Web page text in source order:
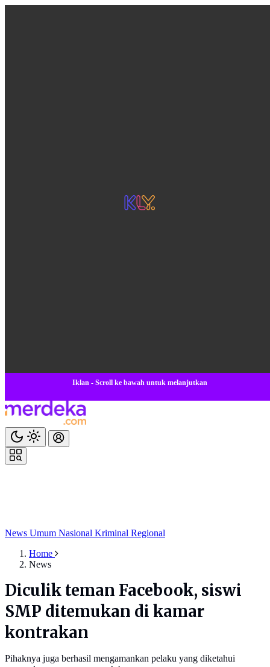
Iklan - Scroll ke bawah untuk melanjutkan
News Umum Nasional Kriminal Regional
Home
News
Diculik teman Facebook, siswi
SMP ditemukan di kamar
kontrakan
Pihaknya juga berhasil mengamankan pelaku yang diketahui